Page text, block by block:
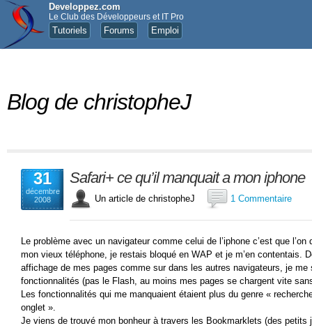
Developpez.com
Le Club des Développeurs et IT Pro
Tutoriels Forums Emploi
Blog de christopheJ
31
décembre
2008
Safari+ ce qu’il manquait a mon iphone
Un article de christopheJ 1 Commentaire
Le problème avec un navigateur comme celui de l’iphone c’est que
mon vieux téléphone, je restais bloqué en WAP et je m’en contentais.
affichage de mes pages comme sur dans les autres navigateurs, je me
fonctionnalités (pas le Flash, au moins mes pages se chargent vite
Les fonctionnalités qui me manquaient étaient plus du genre «
onglet ».
Je viens de trouvé mon bonheur à travers les Bookmarklets (des